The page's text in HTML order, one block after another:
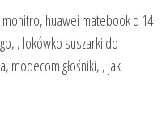
huawei matebook d 14
, lokówko suszarki do
modecom głośniki, , jak